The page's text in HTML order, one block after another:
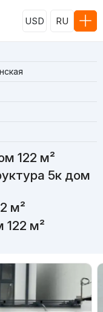
USD RU
122 м²
5к дом
м²
122 м²